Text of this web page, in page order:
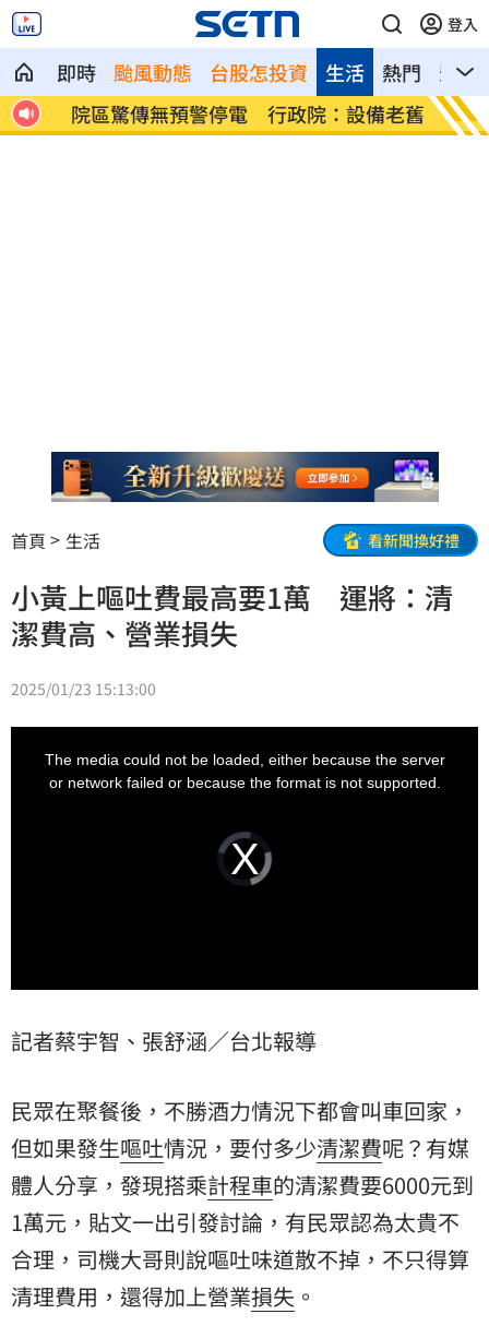
登入
即時 颱風動態 台股怎投資 熱門 影音
生活
代
院區驚傳無預警停電 行政院：設備老舊 吃桌
首頁 生活 看新聞換好禮
小黃上嘔吐費最高要1萬 運將：清
潔費高、營業損失
2025/01/23 15:13:00
Video
Player
loading.
The media could not be loaded, either because the server
or network failed or because the format is not supported.
記者蔡宇智、張舒涵／台北報導
民眾在聚餐後，不勝酒力情況下都會叫車回家，
但如果發生嘔吐情況，要付多少清潔費呢？有媒
體人分享，發現搭乘計程車的清潔費要6000元到
1萬元，貼文一出引發討論，有民眾認為太貴不
合理，司機大哥則說嘔吐味道散不掉，不只得算
清理費用，還得加上營業損失 。